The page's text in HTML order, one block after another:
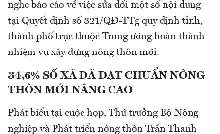
nghe báo cáo về việc sửa đổi một số nội dung
tại Quyết định số 321/QĐ-TTg quy định tỉnh,
thành phố trực thuộc Trung ương hoàn thành
nhiệm vụ xây dựng nông thôn mới.
34,6% SỐ XÃ ĐÃ ĐẠT CHUẨN NÔNG
THÔN MỚI NÂNG CAO
Phát biểu tại cuộc họp, Thứ trưởng Bộ Nông
nghiệp và Phát triển nông thôn Trần Thanh